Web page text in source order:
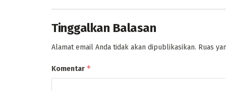
Tinggalkan Balasan
Alamat email Anda tidak akan dipublikasikan. Ruas
Komentar *